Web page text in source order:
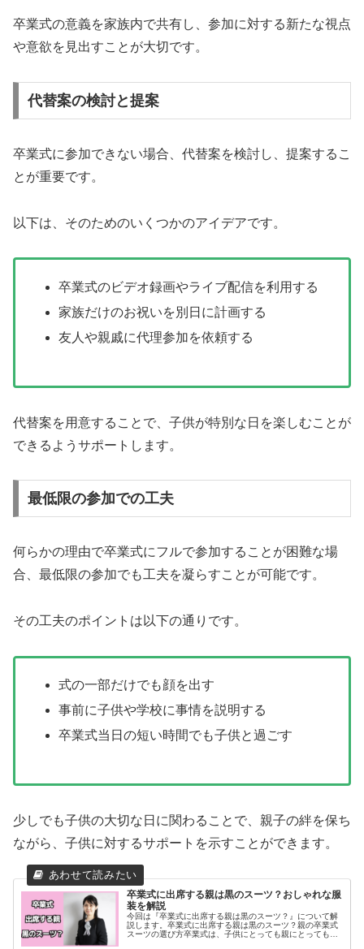
卒業式の意義を家族内で共有し、参加に対する新たな視点
や意欲を見出すことが大切です。
代替案の検討と提案
卒業式に参加できない場合、代替案を検討し、提案するこ
とが重要です。
以下は、そのためのいくつかのアイデアです。
卒業式のビデオ録画やライブ配信を利用する
家族だけのお祝いを別日に計画する
友人や親戚に代理参加を依頼する
代替案を用意することで、子供が特別な日を楽しむことが
できるようサポートします。
最低限の参加での工夫
何らかの理由で卒業式にフルで参加することが困難な場
合、最低限の参加でも工夫を凝らすことが可能です。
その工夫のポイントは以下の通りです。
式の一部だけでも顔を出す
事前に子供や学校に事情を説明する
卒業式当日の短い時間でも子供と過ごす
少しでも子供の大切な日に関わることで、親子の絆を保ち
ながら、子供に対するサポートを示すことができます。
卒業式に出席する親は黒のスーツ？おしゃれな服
装を解説
今回は『卒業式に出席する親は黒のスーツ？』について解
説します。卒業式に出席する親は黒のスーツ？親の卒業式
スーツの選び方卒業式は、子供にとっても親にとっても特